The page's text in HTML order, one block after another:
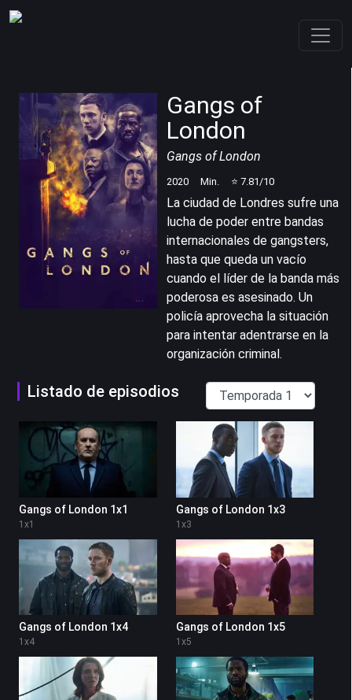
Gangs of
London
Gangs of London
2020 Min. ⭐ 7.81/10
La ciudad de Londres sufre una
lucha de poder entre bandas
internacionales de gangsters,
hasta que queda un vacío
cuando el líder de la banda más
poderosa es asesinado. Un
policía aprovecha la situación
para intentar adentrarse en la
organización criminal.
Listado de episodios
Gangs of London 1x1
1 x1
Gangs of London 1x3
1 x3
Gangs of London 1x4
1 x4
Gangs of London 1x5
1 x5